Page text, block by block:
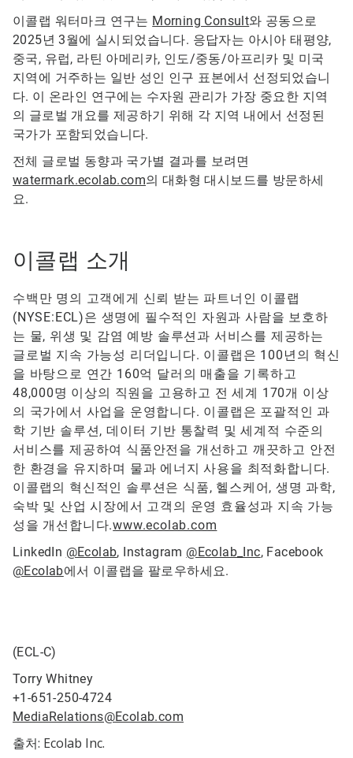
이콜랩 워터마크 연구는 Morning Consult와 공동으로
2025년 3월에 실시되었습니다. 응답자는 아시아 태평양,
중국, 유럽, 라틴 아메리카, 인도/중동/아프리카 및 미국
지역에 거주하는 일반 성인 인구 표본에서 선정되었습니
다. 이 온라인 연구에는 수자원 관리가 가장 중요한 지역
의 글로벌 개요를 제공하기 위해 각 지역 내에서 선정된
국가가 포함되었습니다.
전체 글로벌 동향과 국가별 결과를 보려면
watermark.ecolab.com의 대화형 대시보드를 방문하세
요.
이콜랩 소개
수백만 명의 고객에게 신뢰 받는 파트너인 이콜랩
(NYSE:ECL)은 생명에 필수적인 자원과 사람을 보호하
는 물, 위생 및 감염 예방 솔루션과 서비스를 제공하는
글로벌 지속 가능성 리더입니다. 이콜랩은 100년의 혁신
을 바탕으로 연간 160억 달러의 매출을 기록하고
48,000명 이상의 직원을 고용하고 전 세계 170개 이상
의 국가에서 사업을 운영합니다. 이콜랩은 포괄적인 과
학 기반 솔루션, 데이터 기반 통찰력 및 세계적 수준의
서비스를 제공하여 식품안전을 개선하고 깨끗하고 안전
한 환경을 유지하며 물과 에너지 사용을 최적화합니다.
이콜랩의 혁신적인 솔루션은 식품, 헬스케어, 생명 과학,
숙박 및 산업 시장에서 고객의 운영 효율성과 지속 가능
성을 개선합니다.www.ecolab.com
LinkedIn @Ecolab, Instagram @Ecolab_Inc, Facebook
@Ecolab에서 이콜랩을 팔로우하세요.
(ECL-C)
Torry Whitney
+1-651-250-4724
MediaRelations@Ecolab.com
출처: Ecolab Inc.